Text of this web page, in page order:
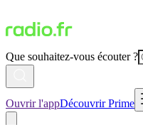
Que souhaitez-vous écouter ?
Ouvrir l'appDécouvrir Prime